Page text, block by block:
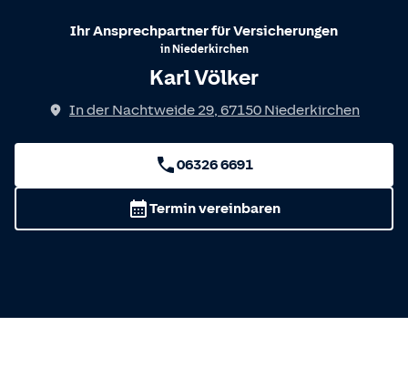
Ihr Ansprechpartner für Versicherungen
in Niederkirchen
Karl Völker
In der Nachtweide 29, 67150 Niederkirchen
06326 6691
Termin vereinbaren